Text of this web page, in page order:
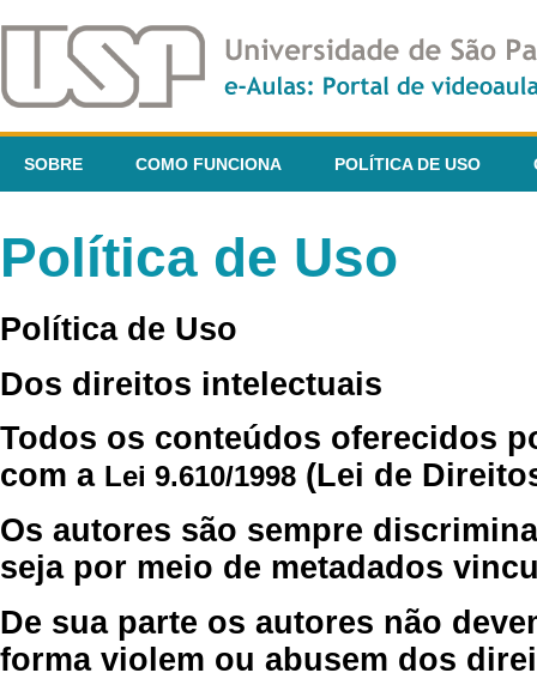
SOBRE COMO FUNCIONA POLÍTICA DE USO
Política de Uso
Política de Uso
Dos direitos intelectuais
Todos os conteúdos oferecidos
com a Lei 9.610/1998 (Lei de
Os autores são sempre
seja por meio de metadados
De sua parte os autores não
forma violem ou abusem dos